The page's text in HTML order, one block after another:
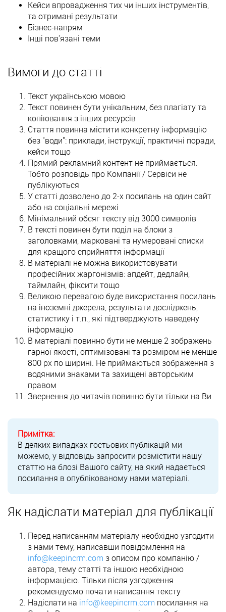
Кейси впровадження тих чи інших інструментів,
та отримані результати
Бізнес-напрям
Інші пов'язані теми
Вимоги до статті
Текст українською мовою
Текст повинен бути унікальним, без плагіату та
копіювання з інших ресурсів
Стаття повинна містити конкретну інформацію
без "води": приклади, інструкції, практичні поради,
кейси тощо
Прямий рекламний контент не приймається.
Тобто розповідь про Компанії / Сервіси не
публікуються
У статті дозволено до 2-х посилань на один сайт
або на соціальні мережі
Мінімальний обсяг тексту від 3000 символів
В тексті повинен бути поділ на блоки з
заголовками, марковані та нумеровані списки
для кращого сприйняття інформації
В матеріалі не можна використовувати
професійних жаргонізмів: апдейт, дедлайн,
таймлайн, фіксити тощо
Великою перевагою буде використання посилань
на іноземні джерела, результати досліджень,
статистику і т.п., які підтверджують наведену
інформацію
В матеріалі повинно бути не менше 2 зображень
гарної якості, оптимізовані та розміром не менше
800 px по ширині. Не приймаються зображення з
водяними знаками та захищені авторським
правом
Звернення до читачів повинно бути тільки на Ви
Примітка:
В деяких випадках гостьових публікацій ми
можемо, у відповідь запросити розмістити нашу
статтю на блозі Вашого сайту, на який надається
посилання в опублікованому нами матеріалі.
Як надіслати матеріал для публікації
Перед написанням матеріалу необхідно узгодити
з нами тему, написавши повідомлення на
info@keepincrm.com з описом про компанію /
автора, тему статті та іншою необхідною
інформацією. Тільки після узгодження
рекомендуємо почати написання тексту
Надіслати на info@keepincrm.com посилання на